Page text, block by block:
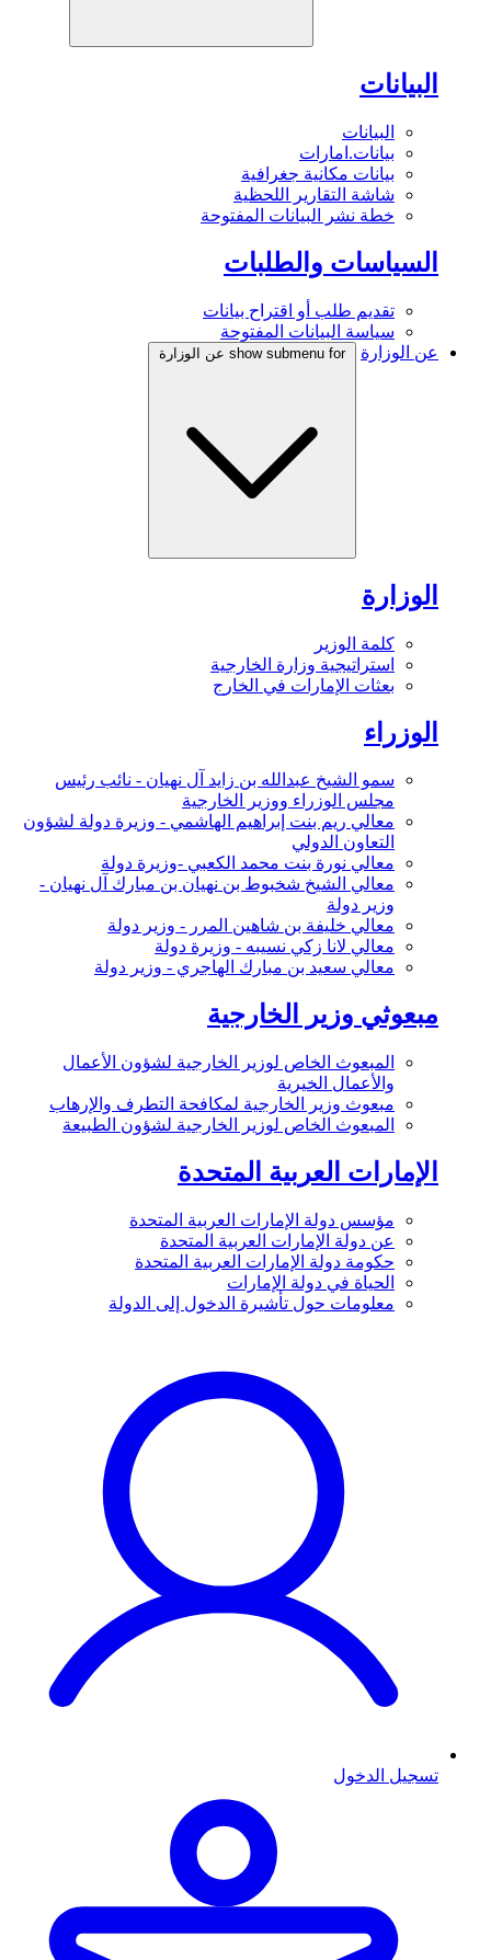
البيانات
البيانات
بيانات.امارات
بيانات مكانية جغرافية
شاشة التقارير اللحظية
خطة نشر البيانات المفتوحة
السياسات والطلبات
تقديم طلب أو اقتراح بيانات
سياسة البيانات المفتوحة
عن الوزارة
show submenu for عن الوزارة
الوزارة
كلمة الوزير
استراتيجية وزارة الخارجية
بعثات الإمارات في الخارج
الوزراء
سمو الشيخ عبدالله بن زايد آل نهيان - نائب رئيس
مجلس الوزراء ووزير الخارجية
معالي ريم بنت إبراهيم الهاشمي - وزيرة دولة لشؤون
التعاون الدولي
معالي نورة بنت محمد الكعبي -وزيرة دولة
معالي الشيخ شخبوط بن نهيان بن مبارك آل نهيان -
وزير دولة
معالي خليفة بن شاهين المرر - وزير دولة
معالي لانا زكي نسيبه - وزيرة دولة
معالي سعيد بن مبارك الهاجري - وزير دولة
مبعوثي وزير الخارجية
المبعوث الخاص لوزير الخارجية لشؤون الأعمال
والأعمال الخيرية
مبعوث وزير الخارجية لمكافحة التطرف والإرهاب
المبعوث الخاص لوزير الخارجية لشؤون الطبيعة
الإمارات العربية المتحدة
مؤسس دولة الإمارات العربية المتحدة
عن دولة الإمارات العربية المتحدة
حكومة دولة الإمارات العربية المتحدة
الحياة في دولة الإمارات
معلومات حول تأشيرة الدخول إلى الدولة
تسجيل الدخول